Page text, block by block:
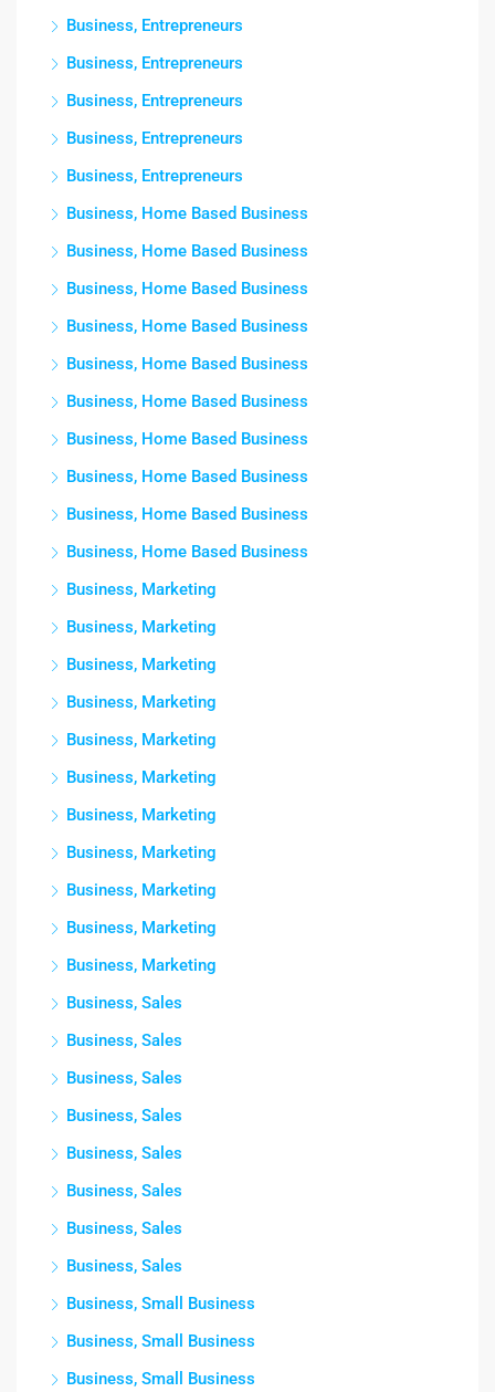
Business, Entrepreneurs
Business, Entrepreneurs
Business, Entrepreneurs
Business, Entrepreneurs
Business, Entrepreneurs
Business, Home Based Business
Business, Home Based Business
Business, Home Based Business
Business, Home Based Business
Business, Home Based Business
Business, Home Based Business
Business, Home Based Business
Business, Home Based Business
Business, Home Based Business
Business, Home Based Business
Business, Marketing
Business, Marketing
Business, Marketing
Business, Marketing
Business, Marketing
Business, Marketing
Business, Marketing
Business, Marketing
Business, Marketing
Business, Marketing
Business, Marketing
Business, Sales
Business, Sales
Business, Sales
Business, Sales
Business, Sales
Business, Sales
Business, Sales
Business, Sales
Business, Small Business
Business, Small Business
Business, Small Business